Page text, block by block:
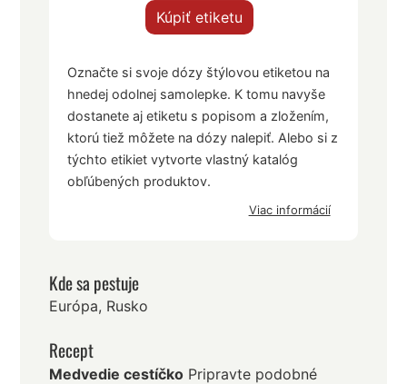
Kúpiť etiketu
Označte si svoje dózy štýlovou etiketou na
hnedej odolnej samolepke. K tomu navyše
dostanete aj etiketu s popisom a zložením,
ktorú tiež môžete na dózy nalepiť. Alebo si z
týchto etikiet vytvorte vlastný katalóg
obľúbených produktov.
Viac informácií
Kde sa pestuje
Európa, Rusko
Recept
Medvedie cestíčko Pripravte podobné